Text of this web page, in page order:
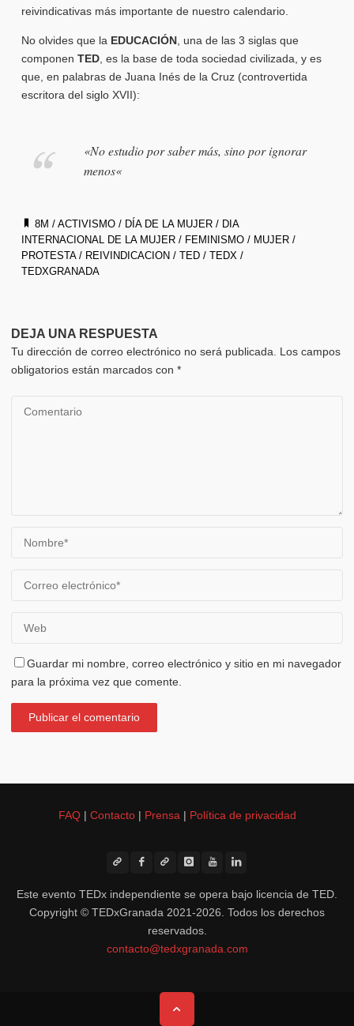
reivindicativas más importante de nuestro calendario.
No olvides que la EDUCACIÓN, una de las 3 siglas que
componen TED, es la base de toda sociedad civilizada, y es
que, en palabras de Juana Inés de la Cruz (controvertida
escritora del siglo XVII):
«No estudio por saber más, sino por ignorar
menos«
8M / ACTIVISMO/ DÍA DE LA MUJER/ DIA
INTERNACIONAL DE LA MUJER/ FEMINISMO/ MUJER/
PROTESTA/ REIVINDICACION / TED/ TEDX /
TEDXGRANADA
DEJA UNA RESPUESTA
Tu dirección de correo electrónico no será publicada.
Los campos
obligatorios están marcados con*
Guardar mi nombre, correo electrónico y sitio en mi navegador
para la próxima vez que comente.
FAQ| Contacto| Prensa | Política de privacidad
Este evento TEDx independiente se opera bajo licencia de TED.
Copyright © TEDxGranada 2021-2026. Todos los derechos
reservados.
contacto@tedxgranada.com
Volver
arriba